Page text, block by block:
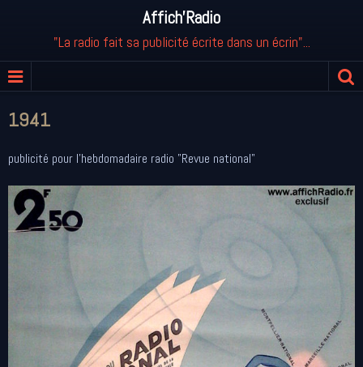
Affich'Radio
"La radio fait sa publicité écrite dans un écrin"...
1941
publicité pour l'hebdomadaire radio "Revue national"